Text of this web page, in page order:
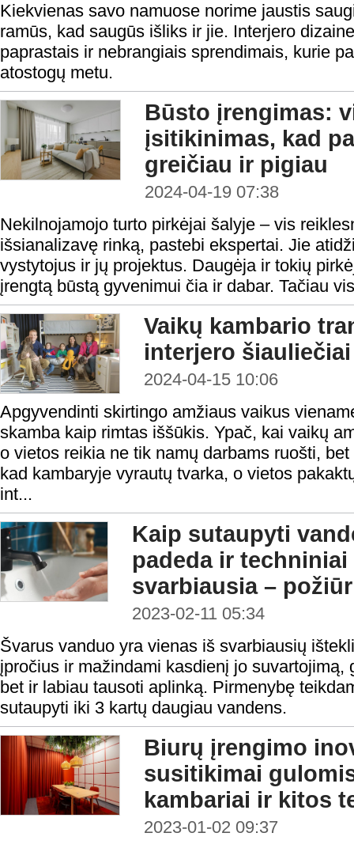
Kiekvienas savo namuose norime jaustis
ramūs, kad saugūs išliks ir jie. Interjero
paprastais ir nebrangiais sprendimais, kurie
atostogų metu.
Būsto įrengimas:
įsitikinimas, kad
greičiau ir pigiau
2024-04-19 07:38
Nekilnojamojo turto pirkėjai šalyje – vis
išsianalizavę rinką, pastebi ekspertai. Jie
vystytojus ir jų projektus. Daugėja ir tokių
įrengtą būstą gyvenimui čia ir dabar. Tačiau
Vaikų kambario
interjero
2024-04-15 10:06
Apgyvendinti skirtingo amžiaus vaikus
skamba kaip rimtas iššūkis. Ypač, kai vaikų
o vietos reikia ne tik namų darbams ruošti,
kad kambaryje vyrautų tvarka, o vietos
int...
Kaip sutaupyti
padeda ir
svarbiausia –
2023-02-11 05:34
Švarus vanduo yra vienas iš svarbiausių
įpročius ir mažindami kasdienį jo suvartojimą,
bet ir labiau tausoti aplinką. Pirmenybę
sutaupyti iki 3 kartų daugiau vandens.
Biurų įrengimo
susitikimai
kambariai ir kitos
2023-01-02 09:37